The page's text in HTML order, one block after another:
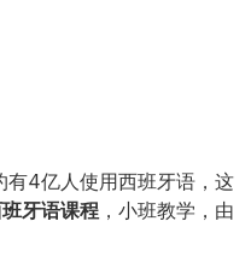
有4亿人使用西班牙语，这
牙语课程 ，小班教学，由